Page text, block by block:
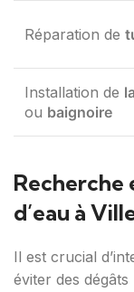
Réparation de
Installation de
ou baignoire
d’eau à
Il est crucial
éviter des